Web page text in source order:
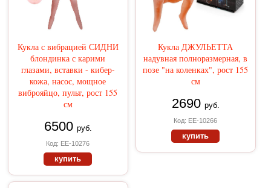
Кукла с вибрацией СИДНИ
блондинка с карими
глазами, вставки - кибер-
кожа, насос, мощное
виброяйцо, пульт, рост 155
см
6500 руб.
Код: EE-10276
купить
Кукла ДЖУЛЬЕТТА
надувная полноразмерная, в
позе "на коленках", рост 155
см
2690 руб.
Код: EE-10266
купить